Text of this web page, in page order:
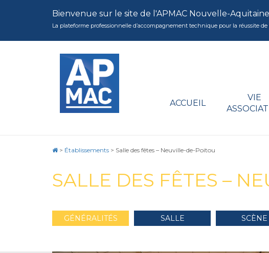
Bienvenue sur le site de l'APMAC Nouvelle-Aquitaine
La plateforme professionnelle d’accompagnement technique pour la réussite
ACCUEIL
VIE
> Établissements > Salle des fêtes – Neuville-de-Poitou
SALLE DES FÊTES –
GÉNÉRALITÉS SALLE SCÈNE